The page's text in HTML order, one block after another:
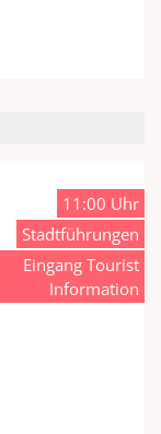
11:00 Uhr
Stadtführungen
Eingang Tourist
Information